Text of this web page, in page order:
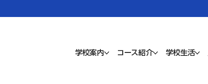
学校案内 コース紹介 学校生活